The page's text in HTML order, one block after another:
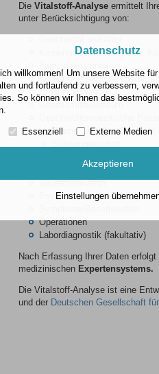
Die Vitalstoff-Analyse ermittelt
unter Berücksichtigung von:
Körpermaße (Körpergröße,
Körperliche Aktivität (Beruf,
Ernährungsweise
Prämenstruelles Syndrom
Krankheiten
Dauermedikation
Psychometrische Tests
Operationen
Labordiagnostik (fakultativ)
Nach Erfassung Ihrer Daten erfolgt
medizinischen Expertensystems.
Die Vitalstoff-Analyse ist eine
und der Deutschen Gesellschaft
Datenschutz
willkommen! Um unsere Website
und fortlaufend zu verbessern,
So können wir Ihnen das
Essenziell Externe Medien
Akzeptieren
Einstellungen